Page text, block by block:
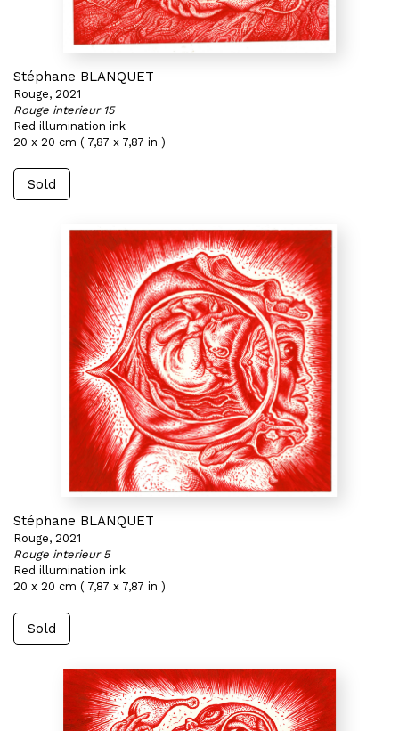
Stéphane BLANQUET
Rouge, 2021
Rouge interieur 15
Red illumination ink
20 x 20 cm ( 7,87 x 7,87 in )
Sold
Stéphane BLANQUET
Rouge, 2021
Rouge interieur 5
Red illumination ink
20 x 20 cm ( 7,87 x 7,87 in )
Sold